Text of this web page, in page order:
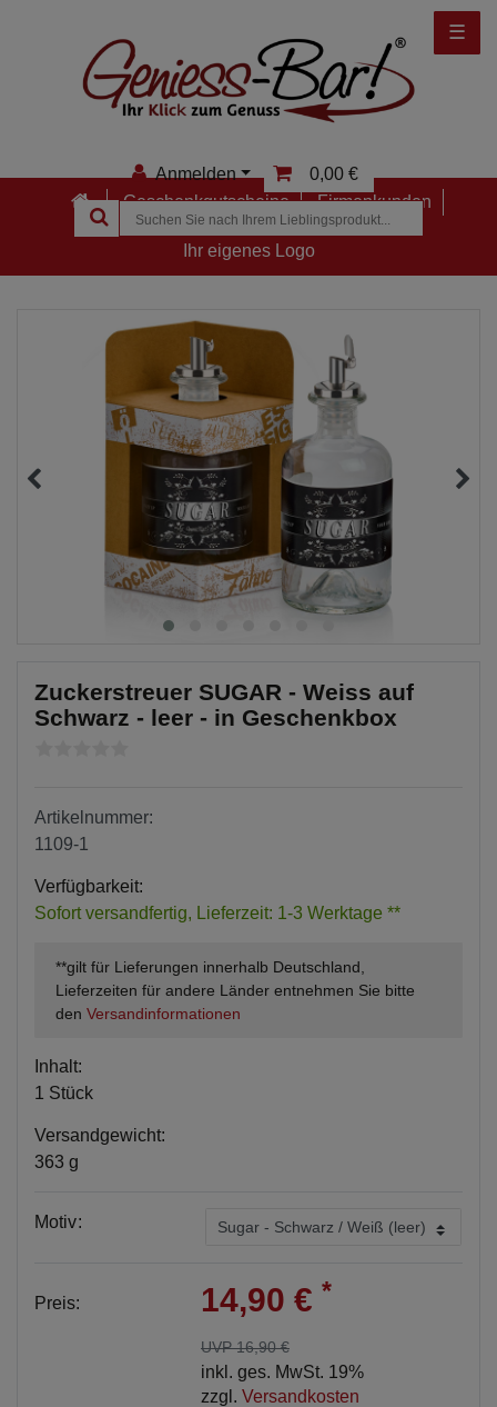
Anmelden
Anmelden
Merkzettel
0,00 €
Geschenkgutscheine
Firmenkunden
Ihr eigenes Logo
☰
Zuckerstreuer SUGAR - Weiss auf
Schwarz - leer - in Geschenkbox
Artikelnummer:
1109-1
Verfügbarkeit:
Sofort versandfertig, Lieferzeit: 1-3 Werktage **
**gilt für Lieferungen innerhalb Deutschland,
Lieferzeiten für andere Länder entnehmen Sie bitte
den Versandinformationen
Inhalt:
1 Stück
Versandgewicht:
363 g
Motiv:
Preis: 14,90 € *
UVP 16,90 €
inkl. ges. MwSt. 19%
zzgl. Versandkosten